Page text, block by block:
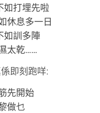
如打埋先啦
休息多一日
如訓多陣
太乾……
即刻跑咩:
先開始
做乜